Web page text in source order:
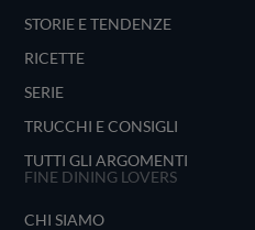
STORIE E TENDENZE
RICETTE
SERIE
TRUCCHI E CONSIGLI
TUTTI GLI ARGOMENTI
FINE DINING LOVERS
CHI SIAMO